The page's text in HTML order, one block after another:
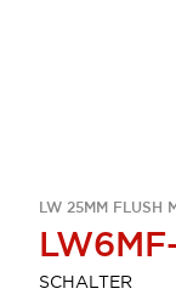
LW 25MM FLUSH
SCHALTER